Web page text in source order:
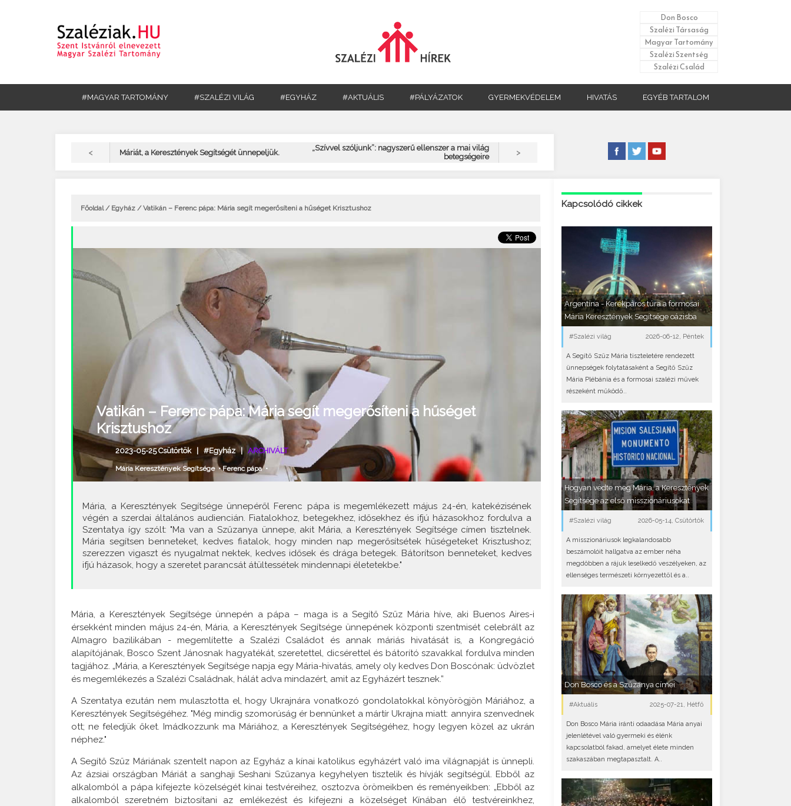
Don Bosco
Szalézi Társaság
Magyar Tartomány
Szalézi Szentség
Szalézi Család
#MAGYAR TARTOMÁNY #SZALÉZI VILÁG #EGYHÁZ #AKTUÁLIS #PÁLYÁZATOK GYERMEKVÉDELEM HIVATÁS EGYÉB TARTALOM
< Máriát, a Keresztények Segítségét ünnepeljük.
„Szívvel szóljunk”: nagyszerű ellenszer a mai világ
betegségeire
>
Főoldal/ Egyház / Vatikán – Ferenc pápa: Mária segít megerősíteni a hűséget Krisztushoz
Vatikán – Ferenc pápa: Mária segít megerősíteni a hűséget
Krisztushoz
2023-05-25 Csütörtök | #Egyház| ARCHIVÁLT
Mária Keresztények Segítsége•Ferenc pápa•
Mária, a Keresztények Segítsége ünnepéről Ferenc pápa is megemlékezett május 24-én, katekézisének
végén a szerdai általános audiencián. Fiatalokhoz, betegekhez, idősekhez és ifjú házasokhoz fordulva a
Szentatya így szólt: "Ma van a Szűzanya ünnepe, akit Mária, a Keresztények Segítsége címen tisztelnek.
Mária segítsen benneteket, kedves fiatalok, hogy minden nap megerősítsétek hűségeteket Krisztushoz;
szerezzen vigaszt és nyugalmat nektek, kedves idősek és drága betegek. Bátorítson benneteket, kedves
ifjú házasok, hogy a szeretet parancsát átültessétek mindennapi életetekbe."
Mária, a Keresztények Segítsége ünnepén a pápa – maga is a Segítő Szűz Mária híve, aki Buenos Aires-i
érsekként minden május 24-én, Mária, a Keresztények Segítsége ünnepének központi szentmisét celebrált az
Almagro bazilikában - megemlítette a Szalézi Családot és annak máriás hivatását is, a Kongregáció
alapítójának, Bosco Szent Jánosnak hagyatékát, szeretettel, dicsérettel és bátorító szavakkal fordulva minden
tagjához. „Mária, a Keresztények Segítsége napja egy Mária-hivatás, amely oly kedves Don Boscónak: üdvözlet
és megemlékezés a Szalézi Családnak, hálát adva mindazért, amit az Egyházért tesznek.”
A Szentatya ezután nem mulasztotta el, hogy Ukrajnára vonatkozó gondolatokkal könyörögjön Máriához, a
Keresztények Segítségéhez. "Még mindig szomorúság ér bennünket a mártír Ukrajna miatt: annyira szenvednek
ott; ne feledjük őket. Imádkozzunk ma Máriához, a Keresztények Segítségéhez, hogy legyen közel az ukrán
néphez."
A Segítő Szűz Máriának szentelt napon az Egyház a kínai katolikus egyházért való ima világnapját is ünnepli.
Az ázsiai országban Máriát a sanghaji Seshani Szűzanya kegyhelyen tisztelik és hívják segítségül. Ebből az
alkalomból a pápa kifejezte közelségét kínai testvéreihez, osztozva örömeikben és reményeikben: „Ebből az
alkalomból szeretném biztosítani az emlékezést és kifejezni a közelséget Kínában élő testvéreinkhez,
Kapcsolódó cikkek
Argentína - Kerékpáros túra a formosai
Mária Keresztények Segítsége oázisba
#Szalézi világ 2026-06-12, Péntek
A Segítő Szűz Mária tiszteletére rendezett
ünnepségek folytatásaként a Segítő Szűz
Mária Plébánia és a formosai szalézi művek
részeként működő..
Hogyan védte meg Mária, a Keresztények
Segítsége az első misszionáriusokat
#Szalézi világ 2026-05-14, Csütörtök
A misszionáriusok legkalandosabb
beszámolóit hallgatva az ember néha
megdöbben a rájuk leselkedő veszélyeken, az
ellenséges természeti környezettől és a..
Don Bosco és a Szűzanya címei
#Aktuális 2025-07-21, Hétfő
Don Bosco Mária iránti odaadása Mária anyai
jelenlétével való gyermeki és élénk
kapcsolatból fakad, amelyet élete minden
szakaszában megtapasztalt. A..